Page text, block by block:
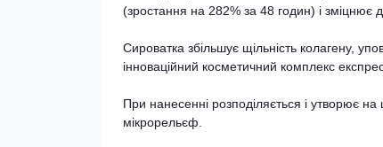
(зростання на 282% за 48 годин) і
Сироватка збільшує щільність колагену,
інноваційний косметичний комплекс експрес
При нанесенні розподіляється і утворює на
мікрорельєф.